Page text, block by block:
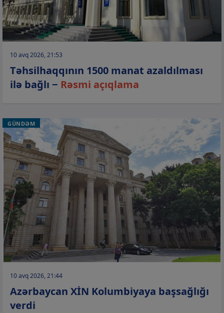
10 avq 2026, 21:53
Təhsilhaqqının 1500 manat azaldılması
ilə bağlı − Rəsmi açıqlama
GÜNDƏM
10 avq 2026, 21:44
Azərbaycan XİN Kolumbiyaya başsağlığı
verdi